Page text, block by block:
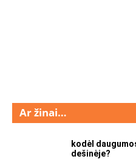
Ar žinai…
kodėl
dešinėje?